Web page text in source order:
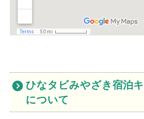
ひなタビみやざき宿泊
について